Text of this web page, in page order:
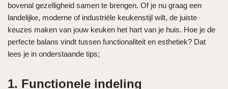
bovenal gezelligheid samen te brengen. Of je nu graag een
landelijke, moderne of industriële keukenstijl wilt, de juiste
keuzes maken van jouw keuken het hart van je huis. Hoe je de
perfecte balans vindt tussen functionaliteit en esthetiek? Dat
lees je in onderstaande tips;
1. Functionele indeling